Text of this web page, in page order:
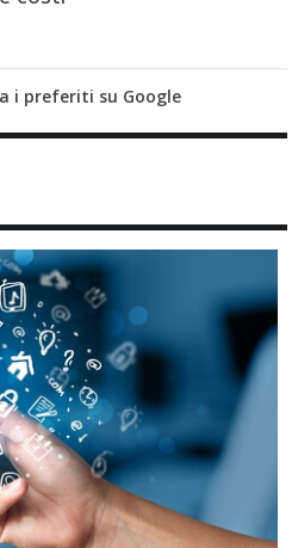
i preferiti su Google